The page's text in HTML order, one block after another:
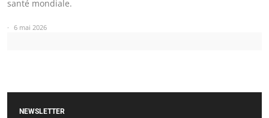
santé mondiale.
6 mai 2026
NEWSLETTER